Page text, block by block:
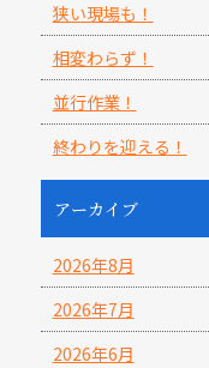
狭い現場も！
相変わらず！
並行作業！
終わりを迎える！
アーカイブ
2026年8月
2026年7月
2026年6月